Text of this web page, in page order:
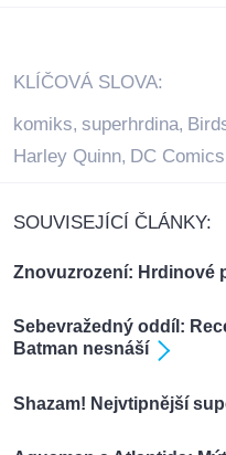
KLÍČOVÁ SLOVA:
komiks, superhrdina,
Harley Quinn, DC Comics
SOUVISEJÍCÍ ČLÁNKY:
Znovuzrození: Hrdinové
Sebevražedný oddíl:
Batman nesnáší
Shazam! Nejvtipnější